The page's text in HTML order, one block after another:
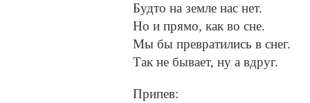
Будто на земле нас нет.
Но и прямо, как во сне.
Мы бы превратились в снег.
Так не бывает, ну а вдруг.
Припев: